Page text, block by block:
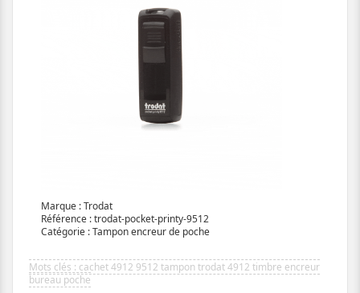
Marque : Trodat
Référence : trodat-pocket-printy-9512
Catégorie : Tampon encreur de poche
cachet 4912 9512 tampon trodat 4912 timbre encreur
bureau poche